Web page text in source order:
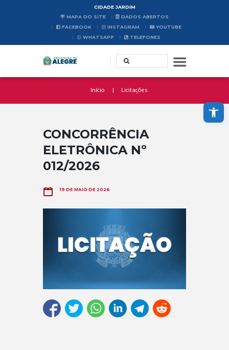
Abrir a barra de ferramentas
CIDADE JARDIM
MAPA DO SITE
DADOS ABERTOS
FACEBOOK
INSTAGRAM
YOUTUBE
WHATSAPP
TELEFONES
Início Licitações
CONCORRÊNCIA
ELETRÔNICA Nº
012/2026
19 DE MAIO DE 2026